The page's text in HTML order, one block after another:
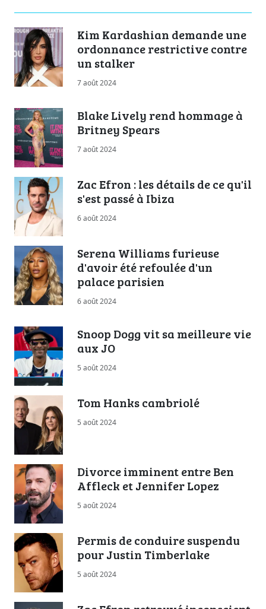
Kim Kardashian demande une
ordonnance restrictive contre
un stalker
7 août 2024
Blake Lively rend hommage à
Britney Spears
7 août 2024
Zac Efron : les détails de ce qu'il
s'est passé à Ibiza
6 août 2024
Serena Williams furieuse
d'avoir été refoulée d'un
palace parisien
6 août 2024
Snoop Dogg vit sa meilleure vie
aux JO
5 août 2024
Tom Hanks cambriolé
5 août 2024
Divorce imminent entre Ben
Affleck et Jennifer Lopez
5 août 2024
Permis de conduire suspendu
pour Justin Timberlake
5 août 2024